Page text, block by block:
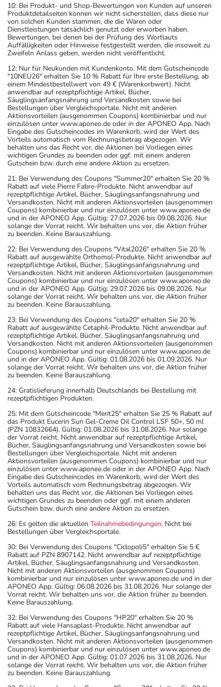
10: Bei Produkt- und Shop-Bewertungen von Kunden auf unseren
Produktdetailseiten können wir nicht sicherstellen, dass diese nur
von solchen Kunden stammen, die die Waren oder
Dienstleistungen tatsächlich genutzt oder erworben haben.
Bewertungen, bei denen bei der Prüfung des Wortlauts
Auffälligkeiten oder Hinweise festgestellt werden, die insoweit zu
Zweifeln Anlass geben, werden nicht veröffentlicht.
12: Nur für Neukunden mit Kundenkonto. Mit dem Gutscheincode
"10NEU26" erhalten Sie 10 % Rabatt für Ihre erste Bestellung, ab
einem Mindestbestellwert von 49 € (Warenkorbwert). Nicht
anwendbar auf rezeptpflichtige Artikel, Bücher,
Säuglingsanfangsnahrung und Versandkosten sowie bei
Bestellungen über Vergleichsportale. Nicht mit anderen
Aktionsvorteilen (ausgenommen Coupons) kombinierbar und nur
einzulösen unter www.aponeo.de oder in der APONEO App. Nach
Eingabe des Gutscheincodes im Warenkorb, wird der Wert des
Vorteils automatisch vom Rechnungsbetrag abgezogen. Wir
behalten uns das Recht vor, die Aktionen bei Vorliegen eines
wichtigen Grundes zu beenden oder ggf. mit einem anderen
Gutschein bzw. durch eine andere Aktion zu ersetzen.
21: Bei Verwendung des Coupons "Summer20" erhalten Sie 20 %
Rabatt auf viele Pierre Fabre-Produkte. Nicht anwendbar auf
rezeptpflichtige Artikel, Bücher, Säuglingsanfangsnahrung und
Versandkosten. Nicht mit anderen Aktionsvorteilen (ausgenommen
Coupons) kombinierbar und nur einzulösen unter www.aponeo.de
und in der APONEO App. Gültig: 27.07.2026 bis 09.08.2026. Nur
solange der Vorrat reicht. Wir behalten uns vor, die Aktion früher
zu beenden. Keine Barauszahlung.
22: Bei Verwendung des Coupons "Vital2026" erhalten Sie 20 %
Rabatt auf ausgewählte Orthomol-Produkte. Nicht anwendbar auf
rezeptpflichtige Artikel, Bücher, Säuglingsanfangsnahrung und
Versandkosten. Nicht mit anderen Aktionsvorteilen (ausgenommen
Coupons) kombinierbar und nur einzulösen unter www.aponeo.de
und in der APONEO App. Gültig: 29.07.2026 bis 09.08.2026. Nur
solange der Vorrat reicht. Wir behalten uns vor, die Aktion früher
zu beenden. Keine Barauszahlung.
23: Bei Verwendung des Coupons "ceta20" erhalten Sie 20 %
Rabatt auf ausgewählte Cetaphil-Produkte. Nicht anwendbar auf
rezeptpflichtige Artikel, Bücher, Säuglingsanfangsnahrung und
Versandkosten. Nicht mit anderen Aktionsvorteilen (ausgenommen
Coupons) kombinierbar und nur einzulösen unter www.aponeo.de
und in der APONEO App. Gültig: 01.08.2026 bis 01.09.2026. Nur
solange der Vorrat reicht. Wir behalten uns vor, die Aktion früher
zu beenden. Keine Barauszahlung.
24: Gratislieferung innerhalb Deutschlands bei Bestellung mit
rezeptpflichtigen Produkten.
25: Mit dem Gutscheincode "Merit25" erhalten Sie 25 % Rabatt auf
das Produkt Eucerin Sun Gel-Creme Oil Control LSF 50+, 50 ml
(PZN 10832664). Gültig: 01.08.2026 bis 31.08.2026. Nur solange
der Vorrat reicht. Nicht anwendbar auf rezeptpflichtige Artikel,
Bücher, Säuglingsanfangsnahrung und Versandkosten sowie bei
Bestellungen über Vergleichsportale. Nicht mit anderen
Aktionsvorteilen (ausgenommen Coupons) kombinierbar und nur
einzulösen unter www.aponeo.de oder in der APONEO App. Nach
Eingabe des Gutscheincodes im Warenkorb, wird der Wert des
Vorteils automatisch vom Rechnungsbetrag abgezogen. Wir
behalten uns das Recht vor, die Aktionen bei Vorliegen eines
wichtigen Grundes zu beenden oder ggf. mit einem anderen
Gutschein bzw. durch eine andere Aktion zu ersetzen.
26: Es gelten die aktuellen Teilnahmebedingungen. Nicht bei
Bestellungen über Vergleichsportale.
30: Bei Verwendung des Coupons "Ciclopoli5" erhalten Sie 5 €
Rabatt auf PZN 8907142. Nicht anwendbar auf rezeptpflichtige
Artikel, Bücher, Säuglingsanfangsnahrung und Versandkosten.
Nicht mit anderen Aktionsvorteilen (ausgenommen Coupons)
kombinierbar und nur einzulösen unter www.aponeo.de und in der
APONEO App. Gültig: 06.08.2026 bis 31.08.2026. Nur solange der
Vorrat reicht. Wir behalten uns vor, die Aktion früher zu beenden.
Keine Barauszahlung.
32: Bei Verwendung des Coupons "HP20" erhalten Sie 20 %
Rabatt auf viele Hansaplast-Produkte. Nicht anwendbar auf
rezeptpflichtige Artikel, Bücher, Säuglingsanfangsnahrung und
Versandkosten. Nicht mit anderen Aktionsvorteilen (ausgenommen
Coupons) kombinierbar und nur einzulösen unter www.aponeo.de
und in der APONEO App. Gültig: 01.07.2026 bis 31.08.2026. Nur
solange der Vorrat reicht. Wir behalten uns vor, die Aktion früher
zu beenden. Keine Barauszahlung.